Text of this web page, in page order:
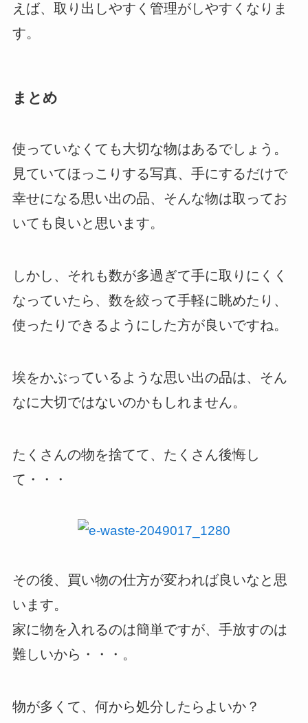
えば、取り出しやすく管理がしやすくなりま
す。
まとめ
使っていなくても大切な物はあるでしょう。
見ていてほっこりする写真、手にするだけで
幸せになる思い出の品、そんな物は取ってお
いても良いと思います。
しかし、それも数が多過ぎて手に取りにくく
なっていたら、数を絞って手軽に眺めたり、
使ったりできるようにした方が良いですね。
埃をかぶっているような思い出の品は、そん
なに大切ではないのかもしれません。
たくさんの物を捨てて、たくさん後悔し
て・・・
その後、買い物の仕方が変われば良いなと思
います。
家に物を入れるのは簡単ですが、手放すのは
難しいから・・・。
物が多くて、何から処分したらよいか？